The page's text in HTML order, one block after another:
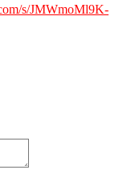
s/JMWmoMl9K-